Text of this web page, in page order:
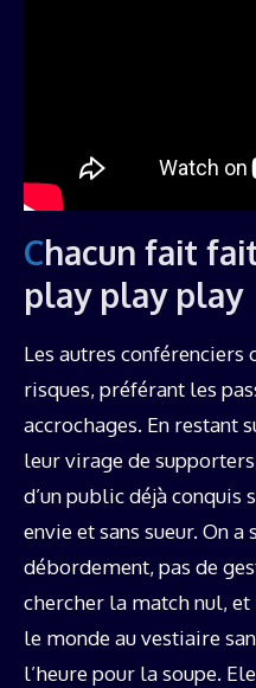
Chacun fait fait fait c’qui lui
play play play
Les autres conférenciers
risques, préférant les
accrochages. En restant
leur virage de
d’un public déjà conquis
envie et sans sueur. On
débordement, pas de
chercher la match nul,
le monde au vestiaire
l’heure pour la soupe.